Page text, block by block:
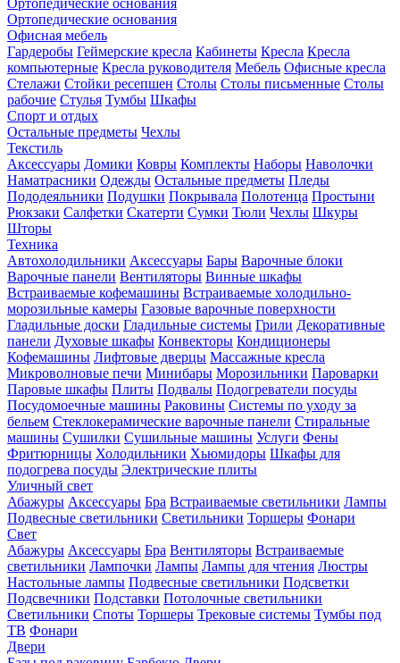
Ортопедические основания
Ортопедические основания
Офисная мебель
Гардеробы Геймерские кресла Кабинеты Кресла Кресла
компьютерные Кресла руководителя Мебель Офисные кресла
Стелажи Стойки ресепшен Столы Столы письменные Столы
рабочие Стулья Тумбы Шкафы
Спорт и отдых
Остальные предметы Чехлы
Текстиль
Аксессуары Домики Ковры Комплекты Наборы Наволочки
Наматрасники Одежды Остальные предметы Пледы
Пододеяльники Подушки Покрывала Полотенца Простыни
Рюкзаки Салфетки Скатерти Сумки Тюли Чехлы Шкуры
Шторы
Техника
Автохолодильники Аксессуары Бары Варочные блоки
Варочные панели Вентиляторы Винные шкафы
Встраиваемые кофемашины Встраиваемые холодильно-
морозильные камеры Газовые варочные поверхности
Гладильные доски Гладильные системы Грили Декоративные
панели Духовые шкафы Конвекторы Кондиционеры
Кофемашины Лифтовые дверцы Массажные кресла
Микроволновые печи Минибары Морозильники Пароварки
Паровые шкафы Плиты Подвалы Подогреватели посуды
Посудомоечные машины Раковины Системы по уходу за
бельем Стеклокерамические варочные панели Стиральные
машины Сушилки Сушильные машины Услуги Фены
Фритюрницы Холодильники Хьюмидоры Шкафы для
подогрева посуды Электрические плиты
Уличный свет
Абажуры Аксессуары Бра Встраиваемые светильники Лампы
Подвесные светильники Светильники Торшеры Фонари
Свет
Абажуры Аксессуары Бра Вентиляторы Встраиваемые
светильники Лампочки Лампы Лампы для чтения Люстры
Настольные лампы Подвесные светильники Подсветки
Подсвечники Подставки Потолочные светильники
Светильники Споты Торшеры Трековые системы Тумбы под
ТВ Фонари
Двери